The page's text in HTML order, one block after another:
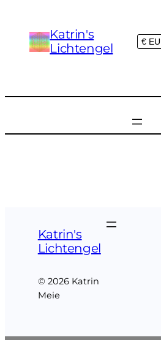
springen Katrin's
Lichtengel
Katrin's
Lichtengel
© 2026 Katrin
Meie